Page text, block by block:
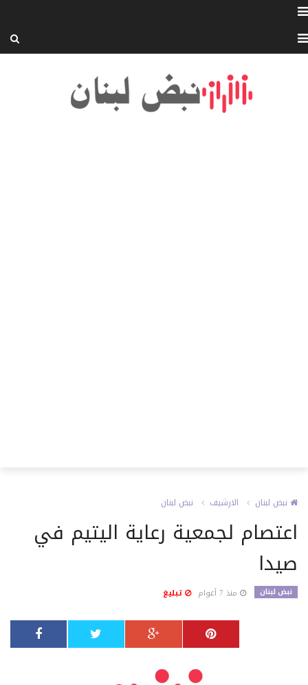
نبض لبنان الارشيف نبض لبنان
اعتصام لجمعية رعاية اليتيم في
صيدا
نبض لبنان منذ 7 أعوام تبليغ